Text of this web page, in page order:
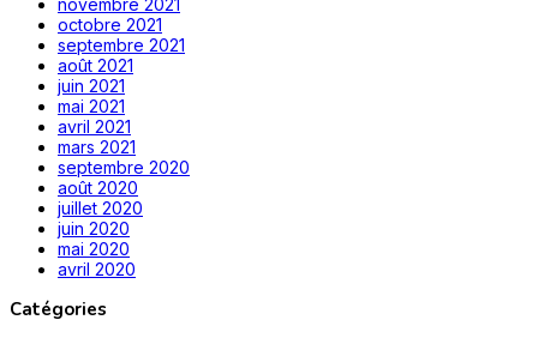
novembre 2021
octobre 2021
septembre 2021
août 2021
juin 2021
mai 2021
avril 2021
mars 2021
septembre 2020
août 2020
juillet 2020
juin 2020
mai 2020
avril 2020
Catégories